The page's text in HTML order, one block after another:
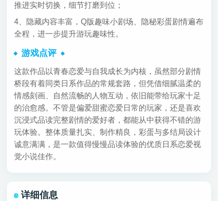
推进实时切换，细节打磨到位；
4、隐藏内容丰富，Q版趣味小剧场、隐秘彩蛋剧情遍布
全程，进一步提升游玩趣味性。
游戏点评
这款作品以青春恋爱与自我成长为内核，虽然部分剧情
桥段有着同类日系作品的常规套路，但凭借细腻温柔的
情感刻画、自然流畅的人物互动，依旧能带给玩家十足
的治愈感。不管是偏爱甜蜜恋爱日常的玩家，还是喜欢
沉浸式品读完整剧情的爱好者，都能从中获得不错的游
玩体验。整体质量扎实、制作精良，彩蛋与多结局设计
诚意满满，是一款值得慢慢品读体验的优质日系恋爱视
觉小说佳作。
详细信息